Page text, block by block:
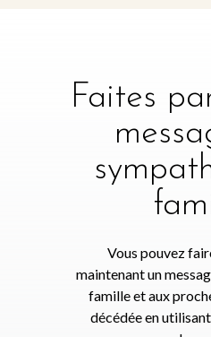
Faites
Vous pouvez
maintenant un
famille et aux
décédée en